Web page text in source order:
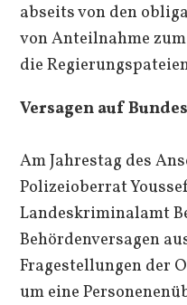
abseits von den
von Anteilnahme
die
Versagen auf
Am Jahrestag des
Polizeioberrat
Landeskriminalamt
Behördenversagen
Fragestellungen der
um eine